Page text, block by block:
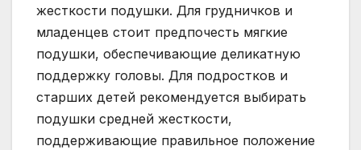
жесткости подушки. Для грудничков и
младенцев стоит предпочесть мягкие
подушки, обеспечивающие деликатную
поддержку головы. Для подростков и
старших детей рекомендуется выбирать
подушки средней жесткости,
поддерживающие правильное положение